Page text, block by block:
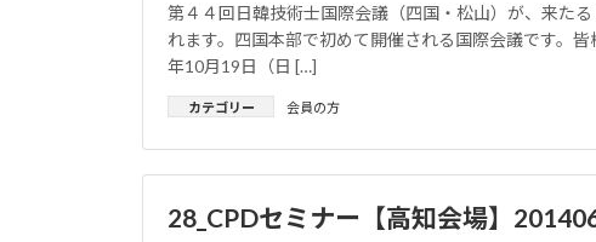
第４４回日韓技術士国際会議（四国・松山）が、来た
れます。四国本部で初めて開催される国際会議です。
年10月19日（日 […]
カテゴリー 会員の方
28_CPDセミナー【高知会場】